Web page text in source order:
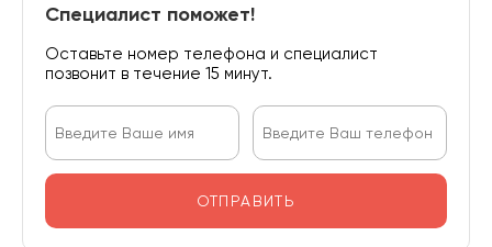
Специалист поможет!
Оставьте номер телефона и специалист
позвонит в течение 15 минут.
ОТПРАВИТЬ